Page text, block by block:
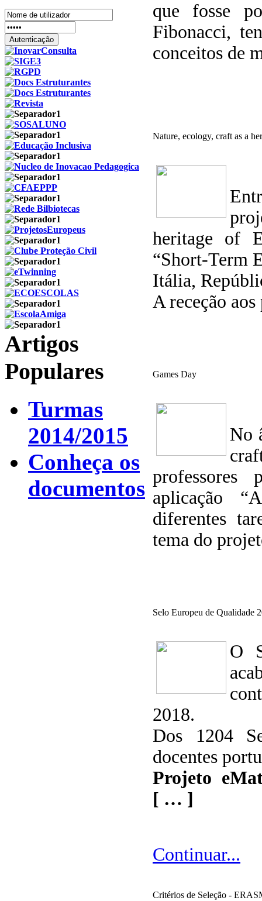
que fosse
Fibonacci,
conceitos de
Nature, ecology, craft as a
heritage of
“Short-Term
Itália,
A receção
Games Day
No
aplicação
diferentes
tema do
Selo Europeu de Qualidade
O
2018.
Dos 1204
docentes
Projeto
[ … ]
Continuar...
Critérios de Seleção -
Artigos
Populares
Turmas
2014/2015
Conheça os
documentos